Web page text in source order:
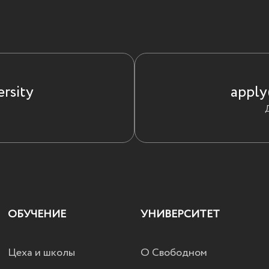
ОБУЧЕНИЕ
Цеха и школы
УНИВЕРСИТЕТ
О Свободном